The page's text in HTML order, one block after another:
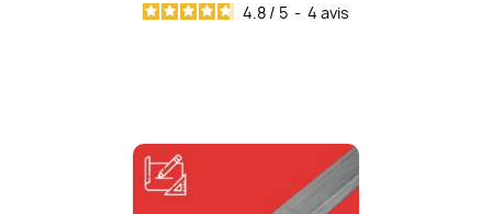
4.8 / 5 - 4 avis